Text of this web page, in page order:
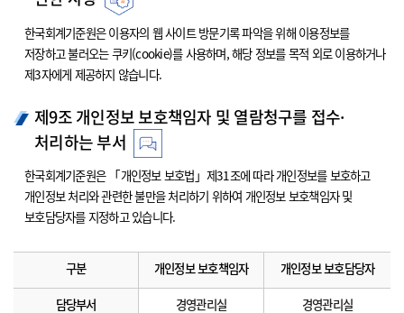
한국회계기준원은 이용자의 웹 사이트 방문기록 파악을 위해 이용정보를
저장하고 불러오는 쿠키(cookie)를 사용하며, 해당 정보를 목적 외로 이용하거나
제3자에게 제공하지 않습니다.
제9조 개인정보 보호책임자 및 열람청구를 접수·
처리하는 부서
한국회계기준원은 「개인정보 보호법」제31조에 따라 개인정보를 보호하고
개인정보 처리와 관련한 불만을 처리하기 위하여 개인정보 보호책임자 및
보호담당자를 지정하고 있습니다.
구분 개인정보 보호책임자 개인정보 보호담당자
담당부서 경영관리실 경영관리실